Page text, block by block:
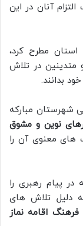
آنان در این
استان مطرح کرد،
متدینین در تلاش
بدانند.
شهرستان مبارکه
نوین و مشوق
های معنوی آن را
در پیام رهبری را
دلیل تلاش های
اقامه نماز